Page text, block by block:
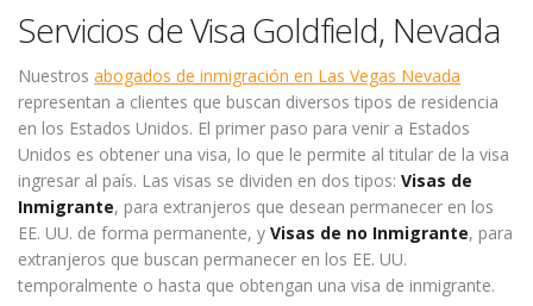
Servicios de Visa Goldfield, Nevada
Nuestros abogados de inmigración en Las Vegas Nevada
representan a clientes que buscan diversos tipos de residencia
en los Estados Unidos. El primer paso para venir a Estados
Unidos es obtener una visa, lo que le permite al titular de la visa
ingresar al país. Las visas se dividen en dos tipos: Visas de
Inmigrante, para extranjeros que desean permanecer en los
EE. UU. de forma permanente, y Visas de no Inmigrante, para
extranjeros que buscan permanecer en los EE. UU.
temporalmente o hasta que obtengan una visa de inmigrante.